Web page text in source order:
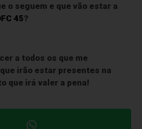
o seguem e que vão estar a
45?
a todos os que me
irão estar presentes na
que irá valer a pena!